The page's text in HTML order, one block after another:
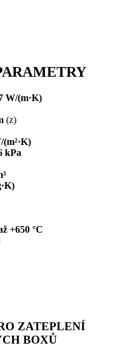
W/(m·K)
(z)
(m²·K)
kPa
+650 °C
ZATEPLENÍ
BOXŮ